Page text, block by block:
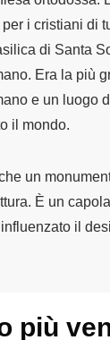
i cristiani di
di Santa
Era la più
e un luogo
il mondo.
un
È un
il
più